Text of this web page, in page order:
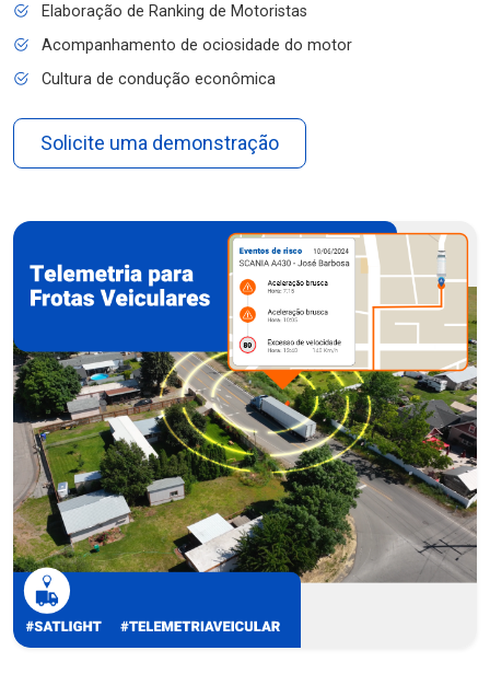
Elaboração de Ranking de Motoristas
Acompanhamento de ociosidade do motor
Cultura de condução econômica
Solicite uma demonstração